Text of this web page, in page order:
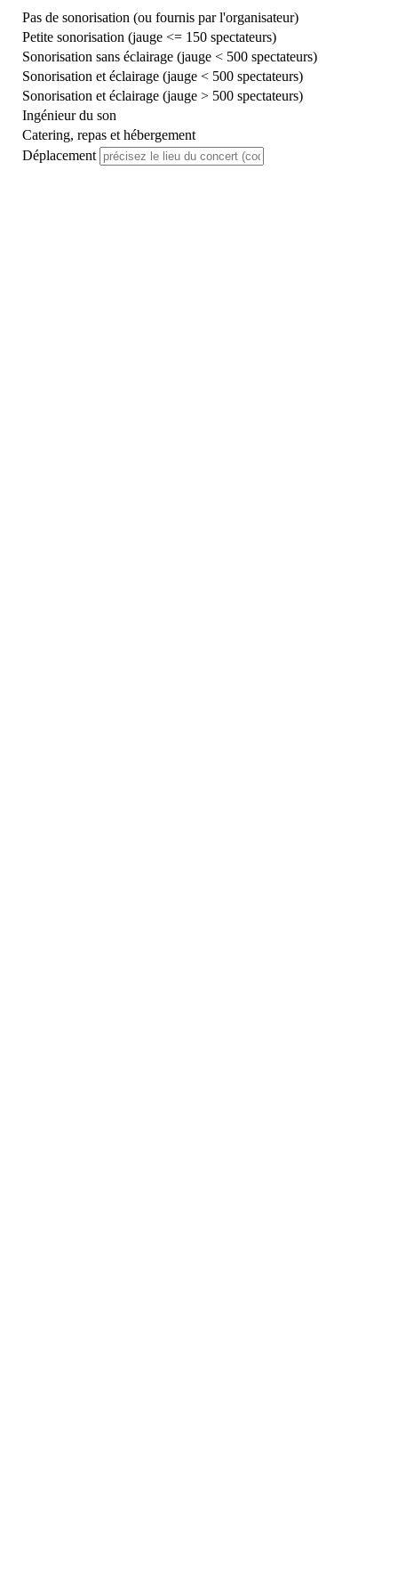
Pas de sonorisation (ou fournis par l'organisateur)
Petite sonorisation (jauge <= 150 spectateurs)
Sonorisation sans éclairage (jauge < 500 spectateurs)
Sonorisation et éclairage (jauge < 500 spectateurs)
Sonorisation et éclairage (jauge > 500 spectateurs)
Ingénieur du son
Catering, repas et hébergement
Déplacement